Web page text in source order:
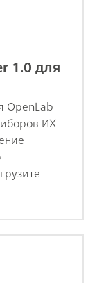
1.0 для
OpenLab
ИХ